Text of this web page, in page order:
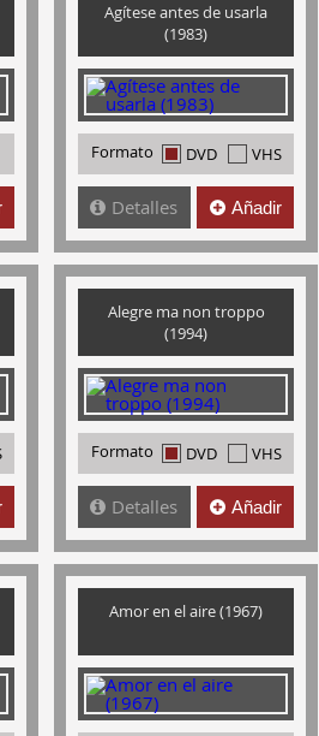
Agítese antes de usarla
(1983)
Formato DVD VHS
Detalles Añadir
Alegre ma non troppo
(1994)
Formato DVD VHS
Detalles Añadir
Amor en el aire (1967)